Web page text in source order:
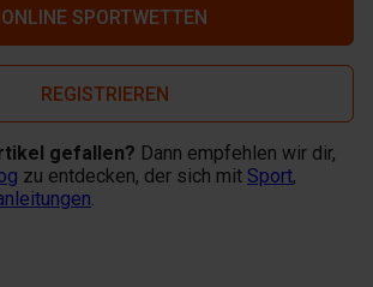
ONLINE SPORTWETTEN
REGISTRIEREN
gefallen? Dann empfehlen wir dir,
zu entdecken, der sich mit Sport,
.